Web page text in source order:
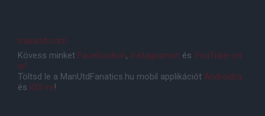
manutd.com
Kövess minket Facebookon, Instagramon és YouTube-on
is!
Töltsd le a ManUtdFanatics.hu mobil applikációt Androidra
és iOS-re!